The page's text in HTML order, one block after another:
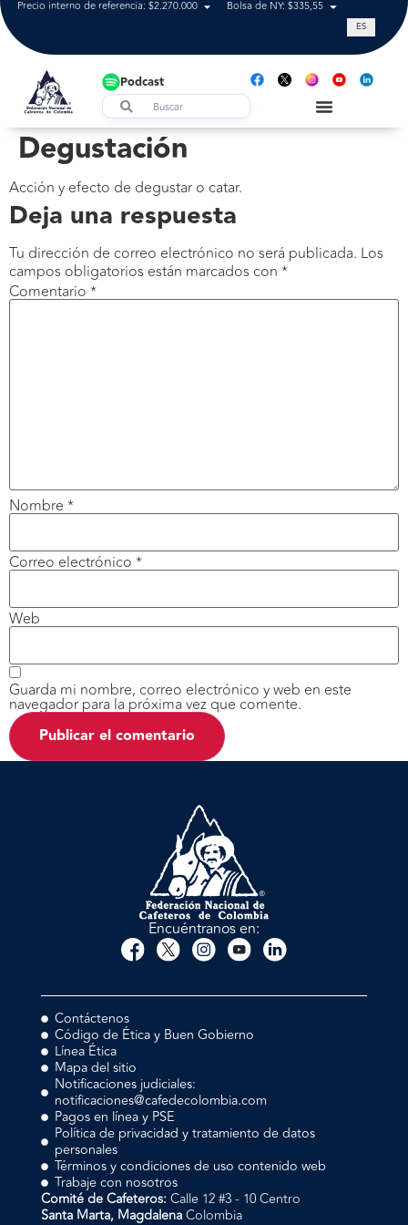
Precio interno de referencia: $2.270.000 Bolsa de NY: $335,55 Tasa de
ES
Podcast
Degustación
Acción y efecto de degustar o catar.
Deja una respuesta
Tu dirección de correo electrónico no será publicada. Los
campos obligatorios están marcados con *
Comentario *
Nombre *
Correo electrónico *
Web
Guarda mi nombre, correo electrónico y web en este
navegador para la próxima vez que comente.
Encuéntranos en:
Contáctenos
Código de Ética y Buen Gobierno
Línea Ética
Mapa del sitio
Notificaciones judiciales:
notificaciones@cafedecolombia.com
Pagos en línea y PSE
Política de privacidad y tratamiento de datos
personales
Términos y condiciones de uso contenido web
Trabaje con nosotros
Comité de Cafeteros: Calle 12 #3 - 10 Centro
Santa Marta, MagdalenaColombia